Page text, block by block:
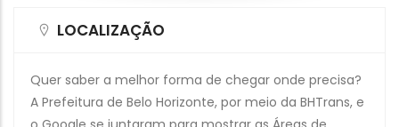
LOCALIZAÇÃO
Quer saber a melhor forma de chegar onde precisa?
A Prefeitura de Belo Horizonte, por meio da BHTrans, e